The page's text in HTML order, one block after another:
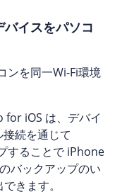
イスをパソコ
ンを同一Wi-Fi環境
iOS は、デバイ
続を通じて
することで iPhone
バックアップのい
きます。